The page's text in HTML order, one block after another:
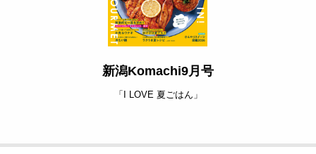
新潟Komachi9月号
「I LOVE 夏ごはん」